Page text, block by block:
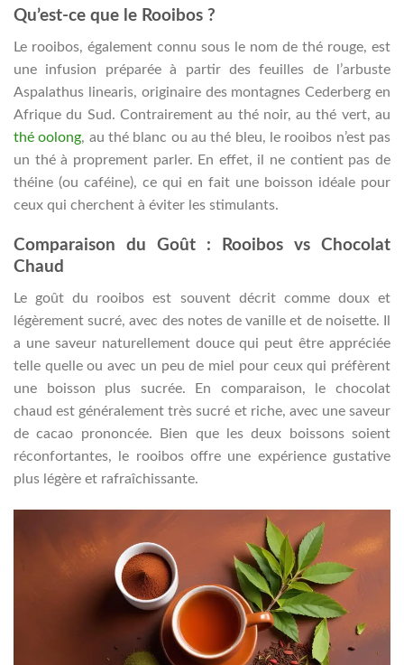
Qu’est-ce que le Rooibos ?
Le rooibos, également connu sous le nom de thé rouge, est
une infusion préparée à partir des feuilles de l’arbuste
Aspalathus linearis, originaire des montagnes Cederberg en
Afrique du Sud. Contrairement au thé noir, au thé vert, au
thé oolong, au thé blanc ou au thé bleu, le rooibos n’est pas
un thé à proprement parler. En effet, il ne contient pas de
théine (ou caféine), ce qui en fait une boisson idéale pour
ceux qui cherchent à éviter les stimulants.
Comparaison du Goût : Rooibos vs Chocolat
Chaud
Le goût du rooibos est souvent décrit comme doux et
légèrement sucré, avec des notes de vanille et de noisette. Il
a une saveur naturellement douce qui peut être appréciée
telle quelle ou avec un peu de miel pour ceux qui préfèrent
une boisson plus sucrée. En comparaison, le chocolat
chaud est généralement très sucré et riche, avec une saveur
de cacao prononcée. Bien que les deux boissons soient
réconfortantes, le rooibos offre une expérience gustative
plus légère et rafraîchissante.